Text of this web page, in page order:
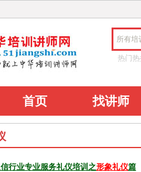
所有培
热门
首页 找讲师
行业专业服务礼仪培训之形象礼仪篇